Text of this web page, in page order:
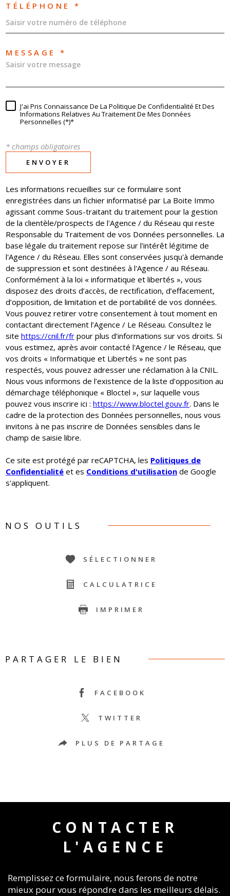
TÉLÉPHONE *
MESSAGE *
J'ai Pris Connaissance De La Politique De Confidentialité Et Des
Informations Relatives Au Traitement De Mes Données
Personnelles (*)*
* champs obligatoires
ENVOYER
Les informations recueillies sur ce formulaire sont
enregistrées dans un fichier informatisé par La Boite Immo
agissant comme Sous-traitant du traitement pour la gestion
de la clientèle/prospects de l'Agence / du Réseau qui reste
Responsable du Traitement de vos Données personnelles. La
base légale du traitement repose sur l'intérêt légitime de
l'Agence / du Réseau. Elles sont conservées jusqu'à demande
de suppression et sont destinées à l'Agence / au Réseau.
Conformément à la loi « informatique et libertés », vous
disposez des droits d’accès, de rectification, d’effacement,
d’opposition, de limitation et de portabilité de vos données.
Vous pouvez retirer votre consentement à tout moment en
contactant directement l’Agence / Le Réseau. Consultez le
site https://cnil.fr/fr pour plus d’informations sur vos droits. Si
vous estimez, après avoir contacté l'Agence / le Réseau, que
vos droits « Informatique et Libertés » ne sont pas
respectés, vous pouvez adresser une réclamation à la CNIL.
Nous vous informons de l’existence de la liste d'opposition au
démarchage téléphonique « Bloctel », sur laquelle vous
pouvez vous inscrire ici : https://www.bloctel.gouv.fr. Dans le
cadre de la protection des Données personnelles, nous vous
invitons à ne pas inscrire de Données sensibles dans le
champ de saisie libre.
Ce site est protégé par reCAPTCHA, les Politiques de
Confidentialité et es Conditions d'utilisation de Google
s'appliquent.
NOS OUTILS
SÉLECTIONNER
CALCULATRICE
IMPRIMER
PARTAGER LE BIEN
FACEBOOK
TWITTER
PLUS DE PARTAGE
CONTACTER
L'AGENCE
Remplissez ce formulaire, nous ferons de notre
mieux pour vous répondre dans les meilleurs délais.